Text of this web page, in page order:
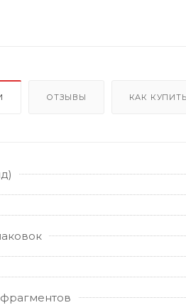
ОТЗЫВЫ КАК КУПИТЬ